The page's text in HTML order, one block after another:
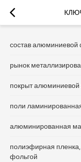
состав алюминиевой
рынок
покрыт
поли
алюминированная
полиэфирная
фольгой